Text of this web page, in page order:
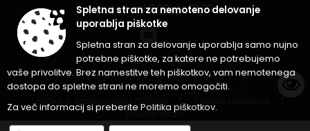
petek:od 8.00 do 12.00
Splošni pogoji spletne strani
|
Center za varstvo osebnih podatkov
Kazalo strani
Spletna stran za nemoteno delovanje
uporablja piškotke
Spletna stran za delovanje uporablja samo nujno
potrebne piškotke, za katere ne potrebujemo
vaše privolitve. Brez namestitve teh piškotkov, vam nemotenega
dostopa do spletne strani ne moremo omogočiti.
Za več informacij si preberite Politika piškotkov.